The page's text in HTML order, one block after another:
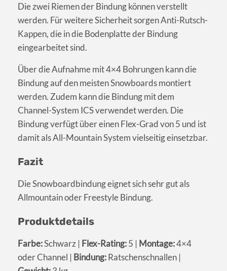
Die zwei Riemen der Bindung können verstellt
werden. Für weitere Sicherheit sorgen Anti-Rutsch-
Kappen, die in die Bodenplatte der Bindung
eingearbeitet sind.
Über die Aufnahme mit 4×4 Bohrungen kann die
Bindung auf den meisten Snowboards montiert
werden. Zudem kann die Bindung mit dem
Channel-System ICS verwendet werden. Die
Bindung verfügt über einen Flex-Grad von 5 und ist
damit als All-Mountain System vielseitig einsetzbar.
Fazit
Die Snowboardbindung eignet sich sehr gut als
Allmountain oder Freestyle Bindung.
Produktdetails
Farbe:Schwarz | Flex-Rating:5 | Montage:4×4
oder Channel | Bindung:Ratschenschnallen |